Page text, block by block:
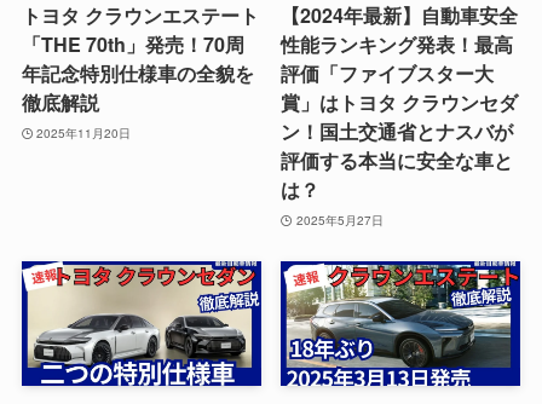
トヨタ クラウンエステート
「THE 70th」発売！70周
年記念特別仕様車の全貌を
徹底解説
2025年11月20日
【2024年最新】自動車安全
性能ランキング発表！最高
評価「ファイブスター大
賞」はトヨタ クラウンセダ
ン！国土交通省とナスバが
評価する本当に安全な車と
は？
2025年5月27日